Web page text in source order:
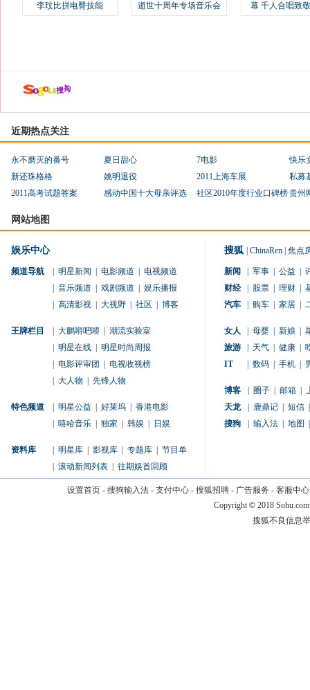
李玟比拼电臀技能
逝世十周年专场音乐会
幕 千人合唱致
近期热点关注
永不磨灭的番号 夏日甜心 7电影
快乐
新还珠格格
姚明退役 2011上海车展
私募
2011高考试题答案
感动中国十大母亲评选 社区2010年度行业口碑榜贵州
网站地图
娱乐中心
频道导航 明星新闻 电影频道
电视频道
音乐频道 戏剧频道
娱乐播报
高清影视 大视野 社区 博客
王牌栏目 大鹏嘚吧嘚
潮流实验室
明星在线
明星时尚周报
电影评审团
电视收视榜
大人物 先锋人物
特色频道 明星公益 好莱坞
香港电影
嘻哈音乐 独家 韩娱 日娱
资料库 明星库 影视库 专题库
节目单
滚动新闻列表 往期娱首回顾
搜狐 ChinaRen 焦点
新闻 军事 公益
财经
股票 理财
汽车
购车 家居
女人 母婴 新娘
旅游
天气 健康
IT
数码 手机
博客 圈子 邮箱
天龙
鹿鼎记 短信
搜狗
输入法 地图
设置首页- 搜狗输入法- 支付中心- 搜狐招聘- 广告服务 - 客服中心
Copyright © 2018
搜狐不良信息